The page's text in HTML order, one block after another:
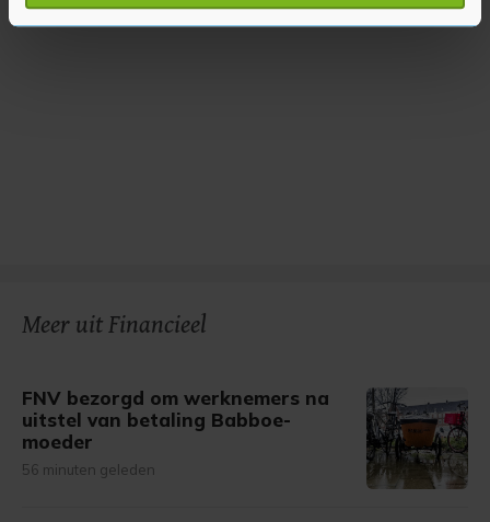
U kunt uw toestemming op elk moment wijzigen of
Meer uit Financieel
FNV bezorgd om werknemers na
uitstel van betaling Babboe-
moeder
56 minuten geleden